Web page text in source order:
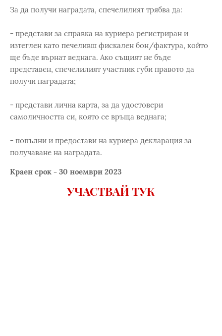
За да получи наградата, спечелилият трябва да:
- представи за справка на куриера регистриран и
изтеглен като печеливш фискален бон/фактура, който
ще бъде върнат веднага. Ако същият не бъде
представен, спечелилият участник губи правото да
получи наградата;
- представи лична карта, за да удостовери
самоличността си, която се връща веднага;
- попълни и предостави на куриера декларация за
получаване на наградата.
Краен срок - 30 ноември 2023
УЧАСТВАЙ ТУК